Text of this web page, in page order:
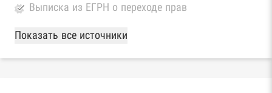
Выписка из ЕГРН о переходе прав
База Росстата
Реестры ЕГРЮЛ и ЕГРИП Федеральной
Показать все источники